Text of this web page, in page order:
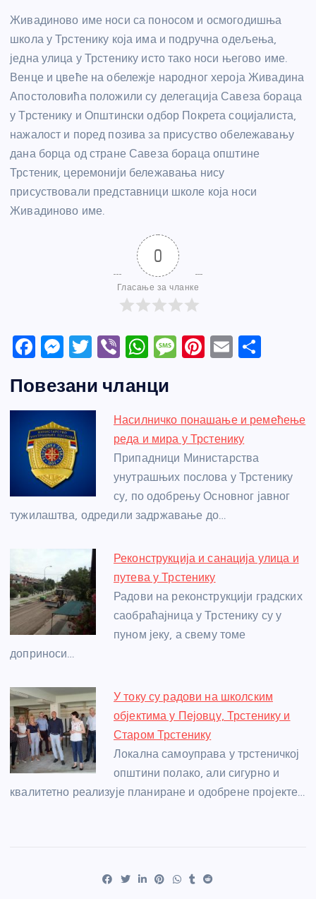
Живадиново име носи са поносом и осмогодишња
школа у Трстенику која има и подручна одељења,
једна улица у Трстенику исто тако носи његово име.
Венце и цвеће на обележје народног хероја Живадина
Апостоловића положили су делегација Савеза бораца
у Трстенику и Општински одбор Покрета социјалиста,
нажалост и поред позива за присуство обележавању
дана борца од стране Савеза бораца општине
Трстеник, церемонији бележавања нису
присуствовали представници школе која носи
Живадиново име.
0
Гласање за чланке
F
c
e
b
o
o
k
M
ss
e
n
g
er
T
itt
er
Vi
er
W
at
s
A
p
p
M
a
g
e
Pi
e
st
E
e
Повезани чланци
Насилничко понашање и ремећење
реда и мира у Трстенику
Припадници Министарства
унутрашњих послова у Трстенику
су, по одобрењу Основног јавног
тужилаштва, одредили задржавање до…
Реконструкција и санација улица и
путева у Трстенику
Радови на реконструкцији градских
саобраћајница у Трстенику су у
пуном јеку, а свему томе
доприноси…
У току су радови на школским
објектима у Пејовцу, Трстенику и
Старом Трстенику
Локална самоуправа у трстеничкој
општини полако, али сигурно и
квалитетно реализује планиране и одобрене пројекте…